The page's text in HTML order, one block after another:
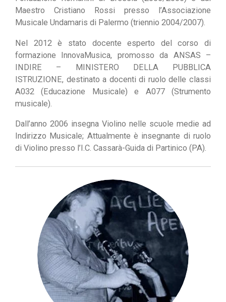
Maestro Cristiano Rossi presso l’Associazione
Musicale Undamaris di Palermo (triennio 2004/2007).
Nel 2012 è stato docente esperto del corso di
formazione InnovaMusica, promosso da ANSAS –
INDIRE – MINISTERO DELLA PUBBLICA
ISTRUZIONE, destinato a docenti di ruolo delle classi
A032 (Educazione Musicale) e A077 (Strumento
musicale).
Dall’anno 2006 insegna Violino nelle scuole medie ad
Indirizzo Musicale; Attualmente è insegnante di ruolo
di Violino presso l’I.C. Cassarà-Guida di Partinico (PA).